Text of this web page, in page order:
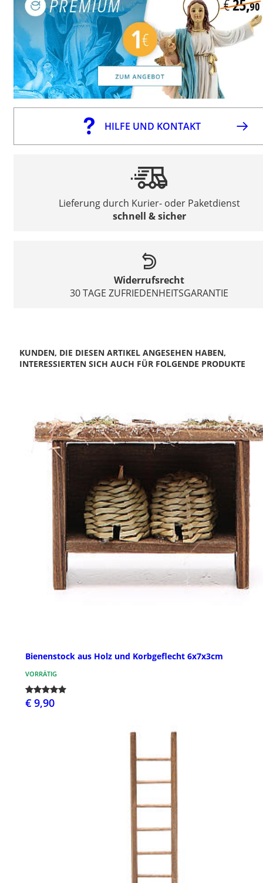
HILFE UND KONTAKT
Lieferung durch Kurier- oder Paketdienst
schnell & sicher
Widerrufsrecht
30 TAGE ZUFRIEDENHEITSGARANTIE
KUNDEN, DIE DIESEN ARTIKEL ANGESEHEN HABEN,
INTERESSIERTEN SICH AUCH FÜR FOLGENDE PRODUKTE
Bienenstock aus Holz und Korbgeflecht 6x7x3cm
VORRÄTIG
€ 9,90